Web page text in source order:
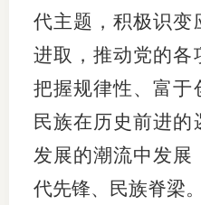
代主题，积极识变
进取，推动党的各
把握规律性、富于
民族在历史前进
发展的潮流中发展
代先锋、民族脊梁。